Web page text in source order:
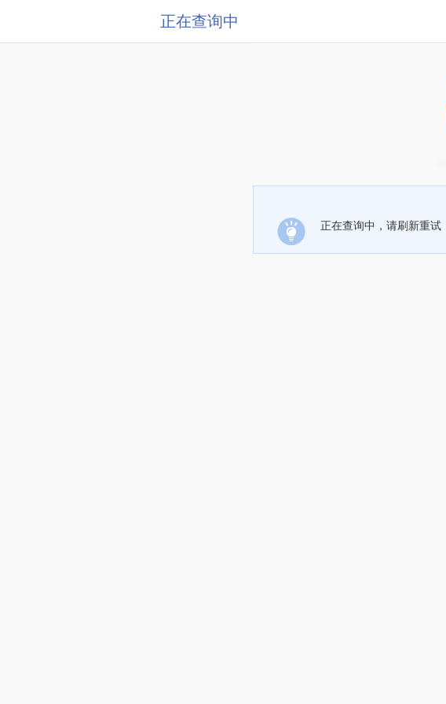
正在查询中
正在查询中，请刷新重试